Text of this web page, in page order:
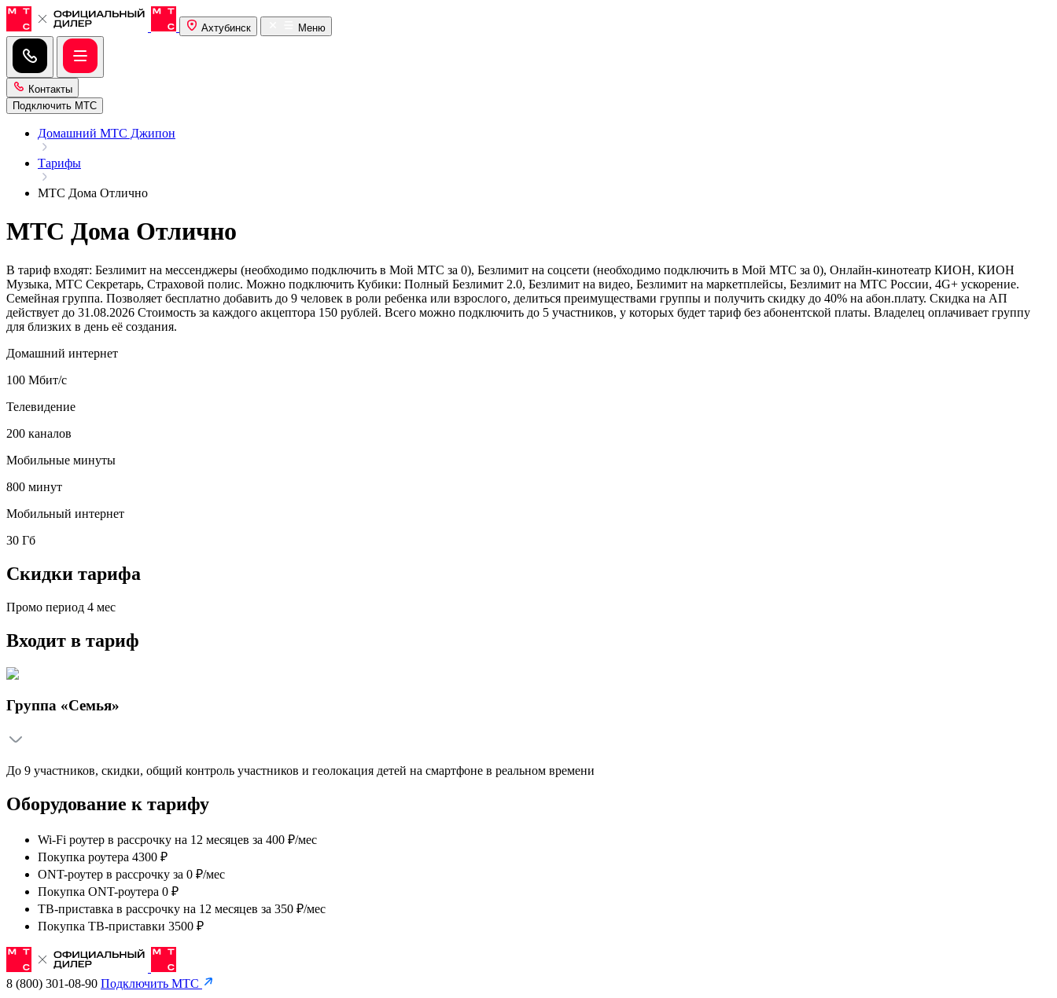
Ахтубинск Меню
Контакты
Подключить МТС
Домашний МТС Джипон
Тарифы
МТС Дома Отлично
МТС Дома Отлично
В тариф входят: Безлимит на мессенджеры (необходимо подключить в Мой МТС за 0), Безлимит на соцсети (необходимо подключить в Мой МТС за 0), Онлайн-кинотеатр КИОН, КИОН
Музыка, МТС Секретарь, Страховой полис. Можно подключить Кубики: Полный Безлимит 2.0, Безлимит на видео, Безлимит на маркетплейсы, Безлимит на МТС России, 4G+ ускорение.
Семейная группа. Позволяет бесплатно добавить до 9 человек в роли ребенка или взрослого, делиться преимуществами группы и получить скидку до 40% на абон.плату. Скидка на АП
действует до 31.08.2026 Стоимость за каждого акцептора 150 рублей. Всего можно подключить до 5 участников, у которых будет тариф без абонентской платы. Владелец оплачивает группу
для близких в день её создания.
Домашний интернет
100 Мбит/с
Телевидение
200 каналов
Мобильные минуты
800 минут
Мобильный интернет
30 Гб
Скидки тарифа
Промо период 4 мес
Входит в тариф
Группа «Семья»
До 9 участников, скидки, общий контроль участников и геолокация детей на смартфоне в реальном времени
Оборудование к тарифу
Wi-Fi роутер в рассрочку на 12 месяцев за 400 ₽/мес
Покупка роутера 4300 ₽
ONT-роутер в рассрочку за 0 ₽/мес
Покупка ONT-роутера 0 ₽
ТВ-приставка в рассрочку на 12 месяцев за 350 ₽/мес
Покупка ТВ-приставки 3500 ₽
8 (800) 301-08-90 Подключить МТС